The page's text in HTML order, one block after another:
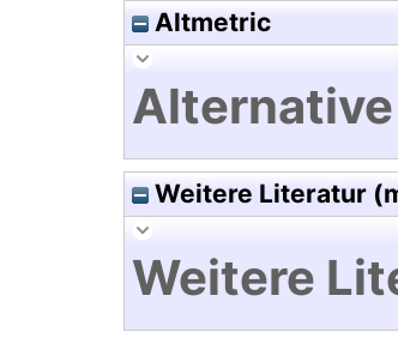
Altmetric
Weitere Literatur
Weitere